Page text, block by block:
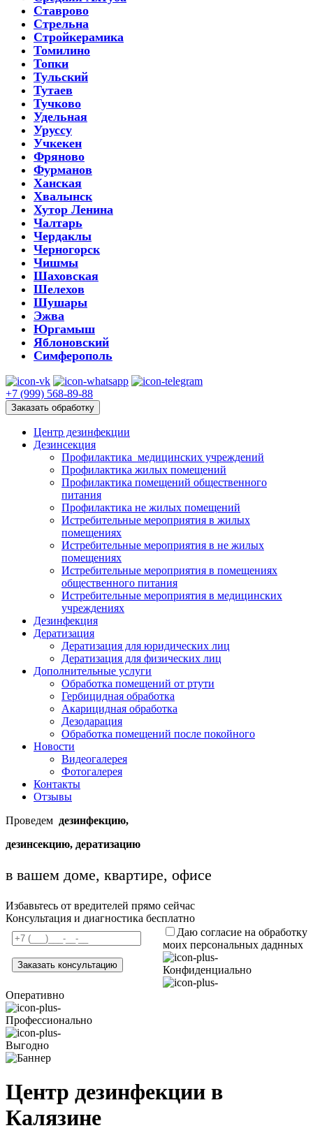
Ставрово
Стрельна
Стройкерамика
Томилино
Топки
Тульский
Тутаев
Тучково
Удельная
Уруссу
Учкекен
Фряново
Фурманов
Ханская
Хвалынск
Хутор Ленина
Чалтарь
Чердаклы
Черногорск
Чишмы
Шаховская
Шелехов
Шушары
Эжва
Юргамыш
Яблоновский
Симферополь
+7 (999) 568-89-88
Заказать обработку
Центр дезинфекции
Дезинсекция
Профилактика медицинских учреждений
Профилактика жилых помещений
Профилактика помещений общественного
питания
Профилактика не жилых помещений
Истребительные мероприятия в жилых
помещениях
Истребительные мероприятия в не жилых
помещениях
Истребительные мероприятия в помещениях
общественного питания
Истребительные мероприятия в медицинских
учреждениях
Дезинфекция
Дератизация
Дератизация для юридических лиц
Дератизация для физических лиц
Дополнительные услуги
Обработка помещений от ртути
Гербицидная обработка
Акарицидная обработка
Дезодарация
Обработка помещений после покойного
Новости
Видеогалерея
Фотогалерея
Контакты
Отзывы
Проведем дезинфекцию,
дезинсекцию, дератизацию
в вашем доме, квартире, офисе
Избавьтесь от вредителей прямо сейчас
Консультация и диагностика бесплатно
Даю согласие на обработку
моих персональных даднных
Конфиденциально
Оперативно
Профессионально
Выгодно
Центр дезинфекции в
Калязине